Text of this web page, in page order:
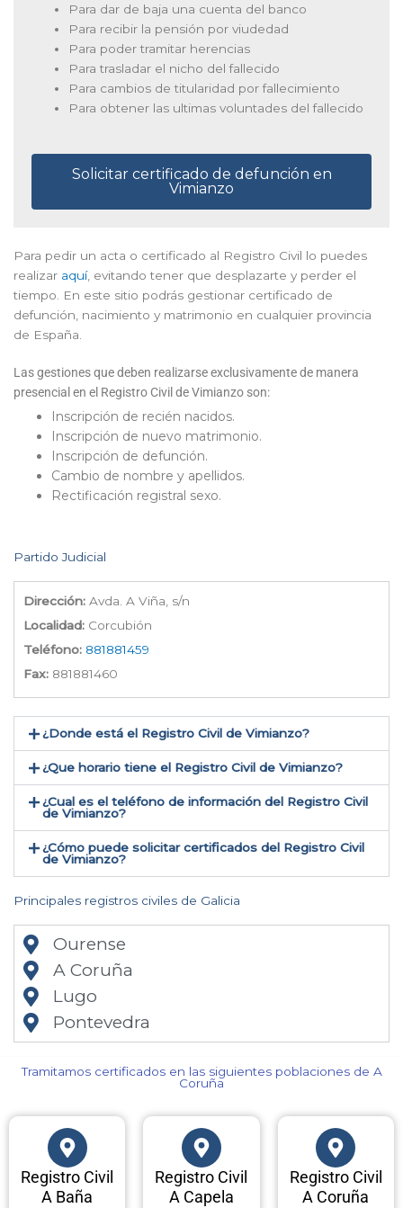
Para dar de baja una cuenta del banco
Para recibir la pensión por viudedad
Para poder tramitar herencias
Para trasladar el nicho del fallecido
Para cambios de titularidad por fallecimiento
Para obtener las ultimas voluntades del fallecido
Solicitar certificado de defunción en
Vimianzo
Para pedir un acta o certificado al Registro Civil lo puedes
realizar aquí, evitando tener que desplazarte y perder el
tiempo. En este sitio podrás gestionar certificado de
defunción, nacimiento y matrimonio en cualquier provincia
de España.
Las gestiones que deben realizarse exclusivamente de manera
presencial en el Registro Civil de Vimianzo son:
Inscripción de recién nacidos.
Inscripción de nuevo matrimonio.
Inscripción de defunción.
Cambio de nombre y apellidos.
Rectificación registral sexo.
Partido Judicial
Dirección: Avda. A Viña, s/n
Localidad: Corcubión
Teléfono: 881881459
Fax: 881881460
¿Donde está el Registro Civil de Vimianzo​?
¿Que horario tiene el Registro Civil de Vimianzo?
¿Cual es el teléfono de información del Registro Civil
de Vimianzo​?
¿Cómo puede solicitar certificados del Registro Civil
de Vimianzo​?
Principales registros civiles de Galicia
Ourense
A Coruña
Lugo
Pontevedra
Tramitamos certificados en las siguientes poblaciones de A
Coruña​
Registro Civil
A Baña
Registro Civil
A Capela
Registro Civil
A Coruña